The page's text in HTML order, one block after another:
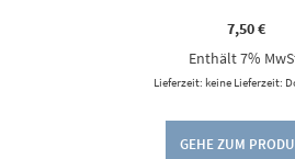
7,50€
Enthält 7%
Lieferzeit: keine Lieferzeit:
GEHE ZUM